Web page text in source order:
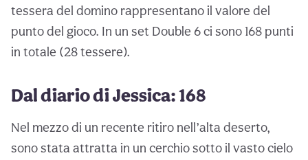
tessera del domino rappresentano il valore del
punto del gioco. In un set Double 6 ci sono 168 punti
in totale (28 tessere).
Dal diario di Jessica: 168
Nel mezzo di un recente ritiro nell’alta deserto,
sono stata attratta in un cerchio sotto il vasto cielo